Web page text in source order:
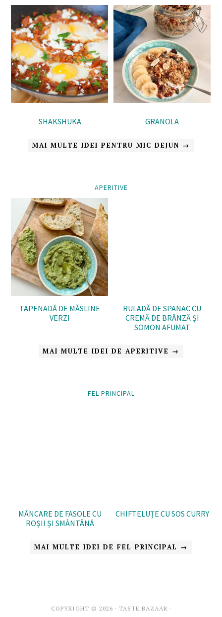
SHAKSHUKA GRANOLA
MAI MULTE IDEI PENTRU MIC DEJUN →
APERITIVE
TAPENADĂ DE MĂSLINE
VERZI
RULADĂ DE SPANAC CU
CREMĂ DE BRÂNZĂ ȘI
SOMON AFUMAT
MAI MULTE IDEI DE APERITIVE →
FEL PRINCIPAL
MÂNCARE DE FASOLE CU
ROȘII ȘI SMÂNTÂNĂ
CHIFTELUȚE CU SOS CURRY
MAI MULTE IDEI DE FEL PRINCIPAL →
COPYRIGHT © 2026 · TASTE BAZAAR ·